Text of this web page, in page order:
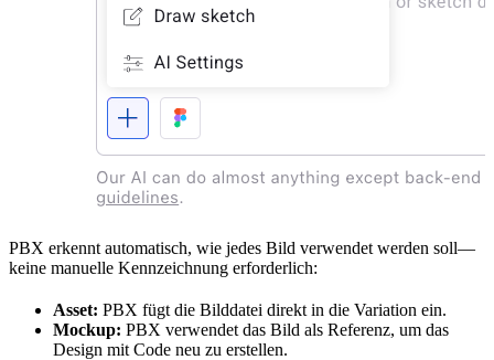
PBX erkennt automatisch, wie jedes Bild verwendet werden soll—
keine manuelle Kennzeichnung erforderlich:
Asset: PBX fügt die Bilddatei direkt in die Variation ein.
Mockup: PBX verwendet das Bild als Referenz, um das
Design mit Code neu zu erstellen.